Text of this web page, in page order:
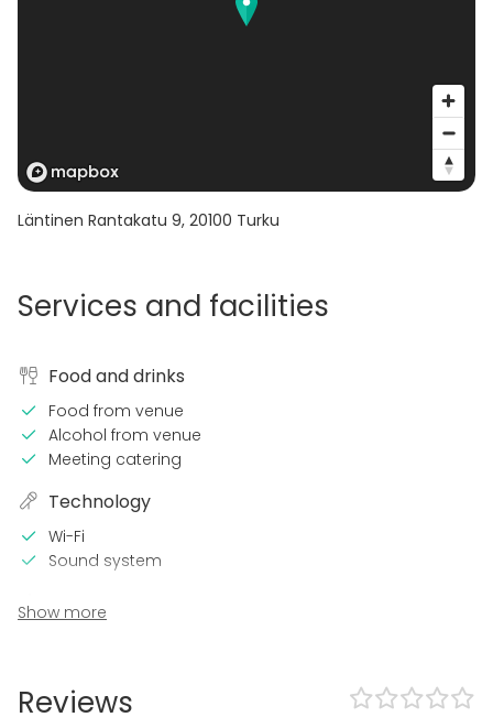
Läntinen Rantakatu 9, 20100 Turku
Services and facilities
Food and drinks
Food from venue
Alcohol from venue
Meeting catering
Technology
Wi-Fi
Sound system
In the venue
Party
Show more
Reviews